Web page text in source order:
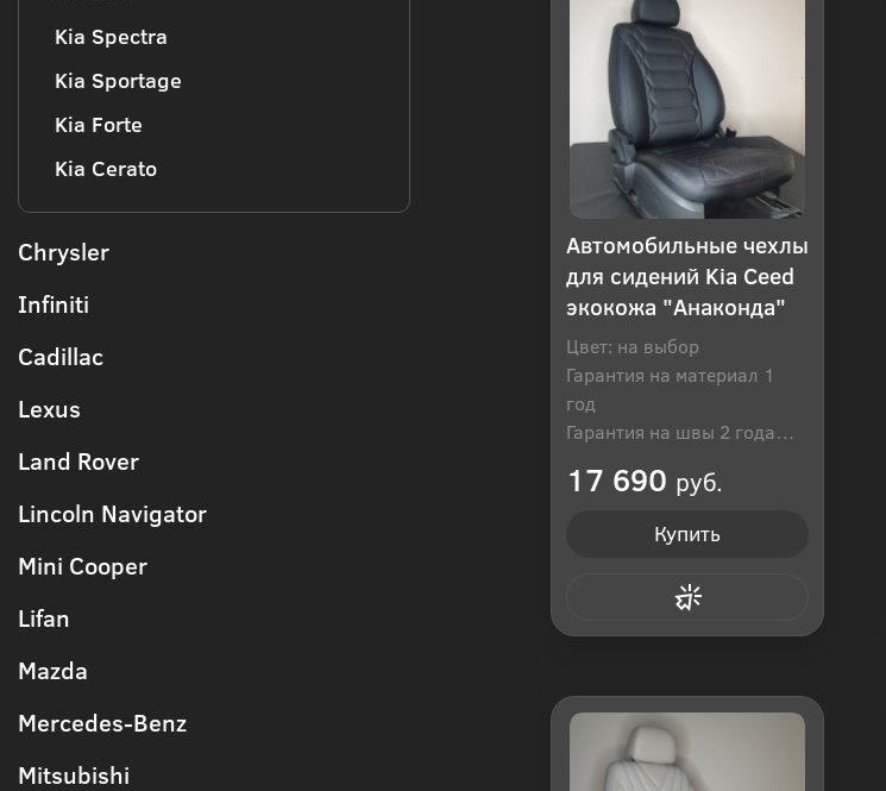
Kia Spectra
Kia Sportage
Kia Forte
Kia Cerato
Chrysler
Infiniti
Cadillac
Lexus
Land Rover
Lincoln Navigator
Mini Cooper
Lifan
Mazda
Mercedes-Benz
Mitsubishi
Автомобильные чехлы
для сидений Kia Ceed
экокожа "Анаконда"
Цвет: на выбор
Гарантия на материал 1
год
Гарантия на швы 2 года
17 690 руб.
Купить